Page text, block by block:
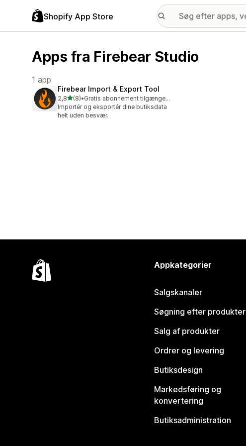
Shopify App Store
Apps fra Firebear Studio
1 app
Firebear Import & Export Tool
2,8ud af 5 stjerner
(8)
8 anmeldelser i alt
•
Gratis abonnement tilgængeligt
Importér og eksportér dine butiksdata
helt uden besvær.
Appkategorier
Salgskanaler
Søgning efter produkter
Salg af produkter
Ordrer og levering
Butiksdesign
Markedsføring og
konvertering
Butiksadministration